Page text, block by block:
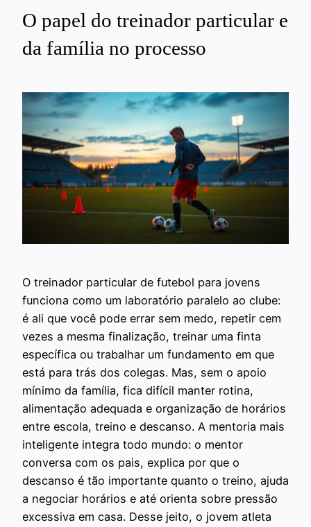
O papel do treinador particular e
da família no processo
O treinador particular de futebol para jovens
funciona como um laboratório paralelo ao clube:
é ali que você pode errar sem medo, repetir cem
vezes a mesma finalização, treinar uma finta
específica ou trabalhar um fundamento em que
está para trás dos colegas. Mas, sem o apoio
mínimo da família, fica difícil manter rotina,
alimentação adequada e organização de horários
entre escola, treino e descanso. A mentoria mais
inteligente integra todo mundo: o mentor
conversa com os pais, explica por que o
descanso é tão importante quanto o treino, ajuda
a negociar horários e até orienta sobre pressão
excessiva em casa. Desse jeito, o jovem atleta